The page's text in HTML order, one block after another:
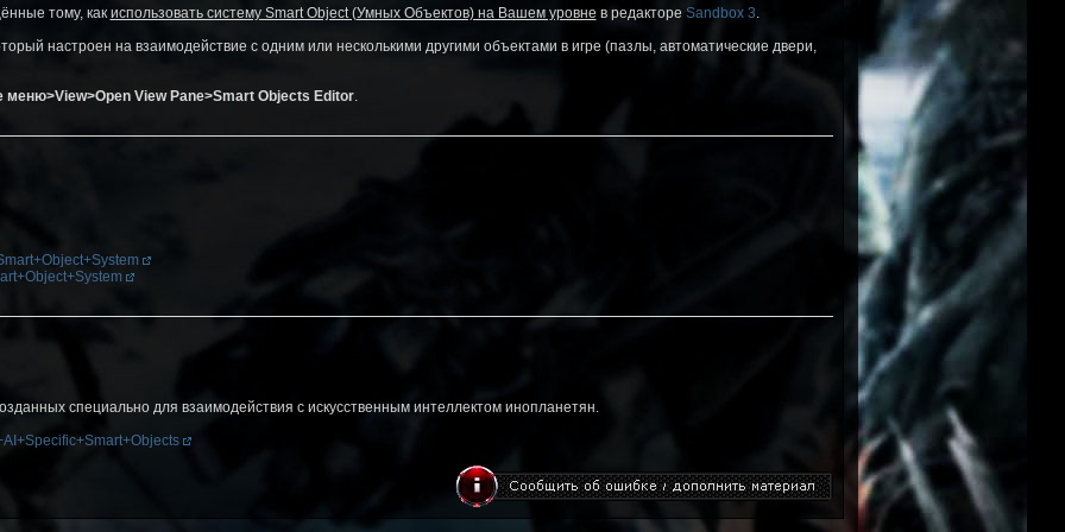
тому, как использовать систему Smart Object (Умных Объектов) на Вашем уровне в редакторе Sandbox 3
настроен на взаимодействие с одним или несколькими другими объектами в игре (пазлы, автоматические двери,
меню>View>Open View Pane>Smart Objects Editor.
специально для взаимодействия с искусственным интеллектом инопланетян.